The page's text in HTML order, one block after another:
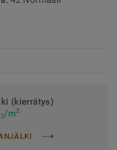
(kierrätys)
2/m2